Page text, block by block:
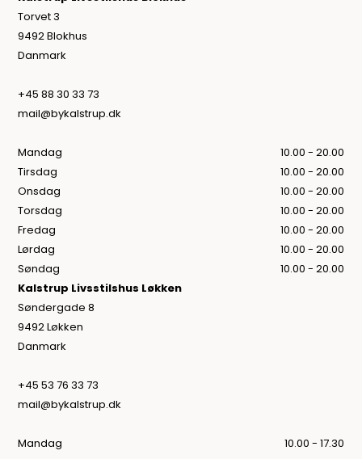
Torvet 3
9492 Blokhus
Danmark
+45 88 30 33 73
mail@bykalstrup.dk
Mandag
10.00 - 20.00
Tirsdag
10.00 - 20.00
Onsdag
10.00 - 20.00
Torsdag
10.00 - 20.00
Fredag
10.00 - 20.00
Lørdag
10.00 - 20.00
Søndag
10.00 - 20.00
Kalstrup Livsstilshus Løkken
Søndergade 8
9492 Løkken
Danmark
+45 53 76 33 73
mail@bykalstrup.dk
Mandag
10.00 - 17.30